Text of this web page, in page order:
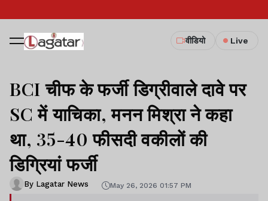
वीडियो Live
BCI चीफ के फर्जी डिग्रीवाले दावे पर
SC में याचिका, मनन मिश्रा ने कहा
था, 35-40 फीसदी वकीलों की
डिग्रियां फर्जी
By Lagatar News May 26, 2026 01:57 PM